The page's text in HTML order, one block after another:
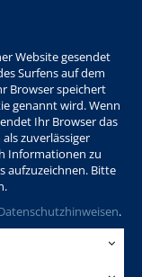
Website gesendet
Surfens auf dem
Browser speichert
genannt wird. Wenn
Ihr Browser das
zuverlässiger
Informationen zu
aufzuzeichnen. Bitte
.
Warenkorb Login
Kontakt Sitemap